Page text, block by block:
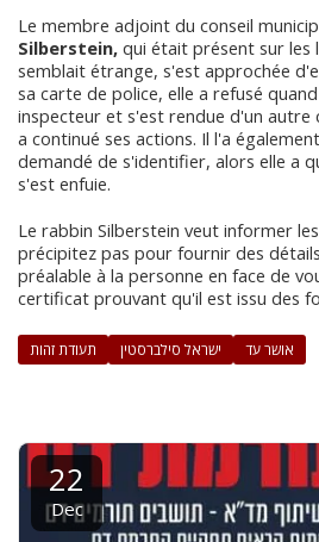
Le membre adjoint du conseil
Silberstein, qui était présent sur les
semblait étrange, s'est approchée
sa carte de police, elle a refusé
inspecteur et s'est rendue d'un autre
a continué ses actions. Il l'a
demandé de s'identifier, alors elle a
s'est enfuie.
Le rabbin Silberstein veut informer
précipitez pas pour fournir des
préalable à la personne en face de
certificat prouvant qu'il est issu des
תעודת זהות ישראל סילברסטין אושר עד
22
Dec